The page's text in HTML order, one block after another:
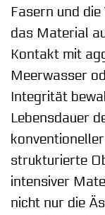
Fasern und
das Material
Kontakt mit
Meerwasser
Integrität
Lebensdauer
strukturierte
intensiver
nicht nur die